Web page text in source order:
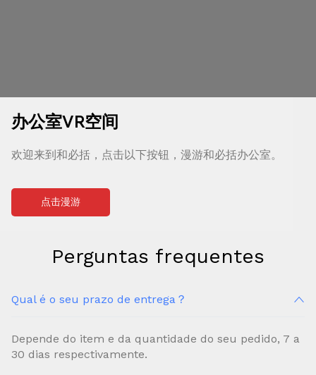
办公室VR空间
欢迎来到和必括，点击以下按钮，漫游和必括办公室。
点击漫游
Perguntas frequentes
Qual é o seu prazo de entrega？
Depende do item e da quantidade do seu pedido, 7 a
30 dias respectivamente.